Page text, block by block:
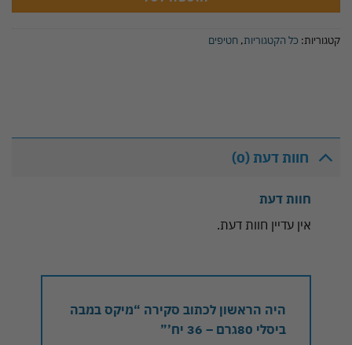
קטגוריות: כל הקטגוריות, חטיפים
חוות דעת (0)
חוות דעת
אין עדיין חוות דעת.
היה הראשון לכתוב סקירה “מיקס במבה
ביסלי 80גרם – 36 יח’”